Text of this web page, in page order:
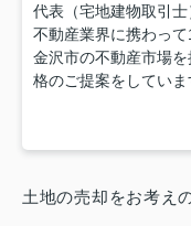
代表（宅地建物取引士
不動産業界に携わって
金沢市の不動産市場
格のご提案をしていま
土地の売却をお考え